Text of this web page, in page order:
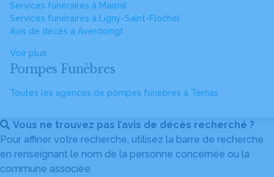
Services funéraires à Maisnil
Services funéraires à Ligny-Saint-Flochel
Avis de décès à Averdoingt
Voir plus
Pompes Funèbres
Toutes les agences de pompes funèbres à Ternas
Vous ne trouvez pas l’avis de décès recherché ?
Pour affiner votre recherche, utilisez la barre de recherche
en renseignant le nom de la personne concernée ou la
commune associée.